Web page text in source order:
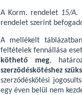
A Korm. rendelet 15/A.
rendelet szerint
A mellékelt
feltételek fennállása
köthető meg,
szerződéskötéshez
szerződéskötési
egy éven belül nem